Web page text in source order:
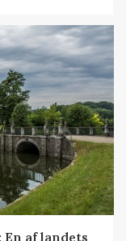
af landets